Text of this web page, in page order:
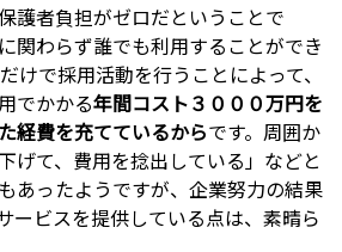
護者負担がゼロだということで
関わらず誰でも利用することができ
けで採用活動を行うことによって、
でかかる年間コスト３０００万円を
経費を充てているからです。周囲か
げて、費用を捻出している」などと
あったようですが、企業努力の結果
ービスを提供している点は、素晴ら